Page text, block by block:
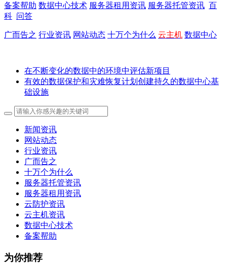
备案帮助 数据中心技术 服务器租用资讯 服务器托管资讯 百
科 问答
广而告之 行业资讯 网站动态 十万个为什么 云主机 数据中心
在不断变化的数据中的环境中评估新项目
有效的数据保护和灾难恢复计划创建持久的数据中心基
础设施
新闻资讯
网站动态
行业资讯
广而告之
十万个为什么
服务器托管资讯
服务器租用资讯
云防护资讯
云主机资讯
数据中心技术
备案帮助
为你推荐